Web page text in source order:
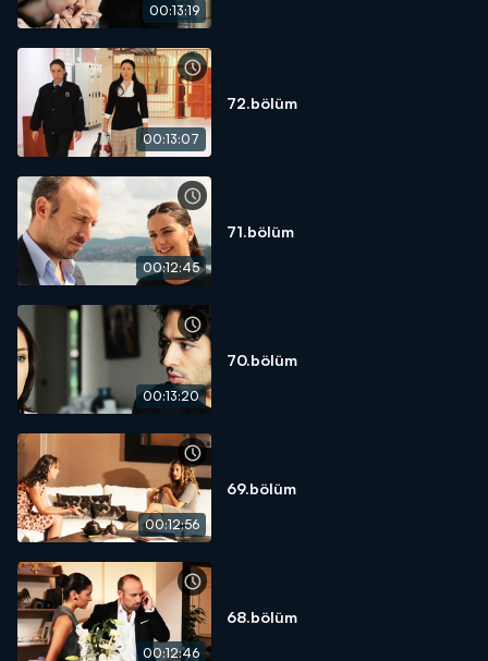
00:13:19
00:13:07
72.bölüm
00:12:45
71.bölüm
00:13:20
70.bölüm
00:12:56
69.bölüm
00:12:46
68.bölüm